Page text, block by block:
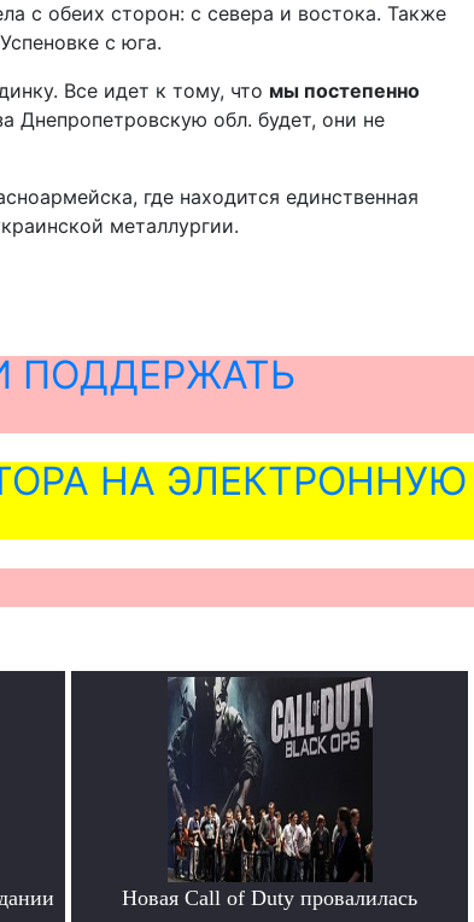
с обеих сторон: с севера и востока. Также
с юга.
Все идет к тому, что мы постепенно
Днепропетровскую обл. будет, они не
где находится единственная
металлургии.
ПОДДЕРЖАТЬ
НА ЭЛЕКТРОННУЮ
Новая Call of Duty провалилась